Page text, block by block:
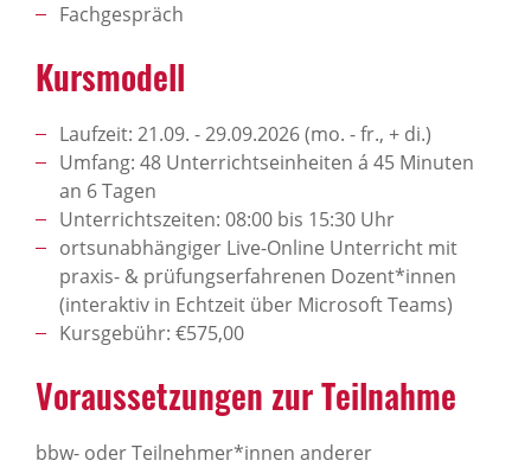
Fachgespräch
Kursmodell
Laufzeit: 21.09. - 29.09.2026 (mo. - fr., + di.)
Umfang: 48 Unterrichtseinheiten á 45 Minuten
an 6 Tagen
Unterrichtszeiten: 08:00 bis 15:30 Uhr
ortsunabhängiger Live-Online Unterricht mit
praxis- & prüfungserfahrenen Dozent*innen
(interaktiv in Echtzeit über Microsoft Teams)
Kursgebühr: €575,00
Voraussetzungen zur Teilnahme
bbw- oder Teilnehmer*innen anderer